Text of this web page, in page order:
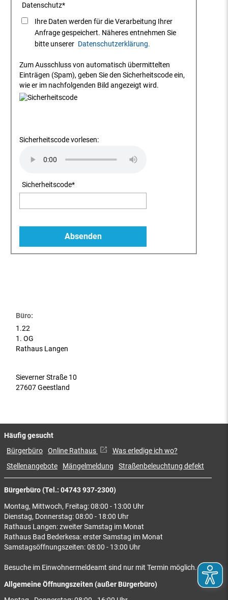
Datenschutz*
Ihre Daten werden für die Verarbeitung Ihrer
Anfrage gespeichert. Näheres entnehmen Sie
bitte unserer Datenschutzerklärung.
Zum Ausschluss von automatisch übermittelten
Einträgen (Spam), geben Sie den Sicherheitscode ein,
wie er im nachfolgenden Bild angezeigt wird.
Sicherheitscode vorlesen:
Sicherheitscode*
Büro:
1.22
1. OG
Rathaus Langen
Sieverner Straße 10
27607 Geestland
Bürgerbüro (Tel.: 04743 937-2300)
Montag, Mittwoch, Freitag: 08:00 - 13:00 Uhr
Dienstag, Donnerstag: 08:00 - 18:00 Uhr
Rathaus Langen: zweiter Samstag im Monat
Rathaus Bad Bederkesa: erster Samstag im Monat
Samstagsöffnungszeiten: 08:00 - 13:00 Uhr
Besuche im Einwohnermeldeamt sind nur mit Termin möglich.
Allgemeine Öffnungszeiten (außer Bürgerbüro)
Häufig gesucht
Bürgerbüro Online Rathaus
Was erledige ich wo?
Stellenangebote
Mängelmeldung Straßenbeleuchtung defekt